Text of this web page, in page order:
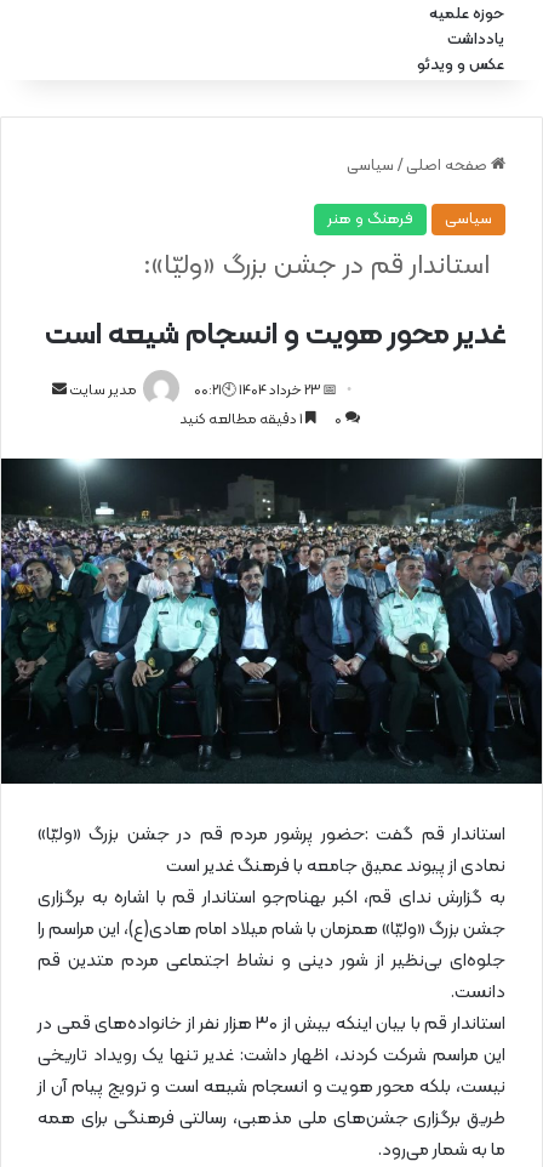
حوزه علمیه
یادداشت
عکس و ویدئو
صفحه اصلی / سیاسی
سیاسی فرهنگ و هنر
غدیر محور هویت و انسجام شیعه است
استاندار قم در جشن بزرگ «ولیّا»:
مدیر سایت
ا
ل
ا
ی
م
ی
ل
📅 23 خرداد 1404 🕙00:21
0
استاندار قم گفت :حضور پرشور مردم قم در جشن بزرگ «ولیّا»
نمادی از پیوند عمیق جامعه با فرهنگ غدیر است
به گزارش ندای قم، اکبر بهنام‌جو استاندار قم با اشاره به برگزاری
جشن بزرگ «ولیّا» همزمان با شام میلاد امام هادی(ع)، این مراسم را
جلوه‌ای بی‌نظیر از شور دینی و نشاط اجتماعی مردم متدین قم
دانست.
استاندار قم با بیان اینکه بیش از ۳۰ هزار نفر از خانواده‌های قمی در
این مراسم شرکت کردند، اظهار داشت: غدیر تنها یک رویداد تاریخی
نیست، بلکه محور هویت و انسجام شیعه است و ترویج پیام آن از
طریق برگزاری جشن‌های ملی مذهبی، رسالتی فرهنگی برای همه
ما به شمار می‌رود.